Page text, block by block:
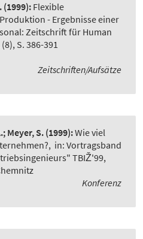
(1999): Flexible
- Ergebnisse einer
Zeitschrift für Human
S. 386-391
Zeitschriften/Aufsätze
Meyer, S. (1999):Wie viel
, in: Vortragsband
TBIŽ'99,
Konferenz